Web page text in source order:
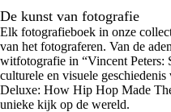
De kunst van fotografie
Elk fotografieboek in onze
van het fotograferen. Van de
witfotografie in “Vincent Peters:
culturele en visuele
Deluxe: How Hip Hop Made
unieke kijk op de wereld.